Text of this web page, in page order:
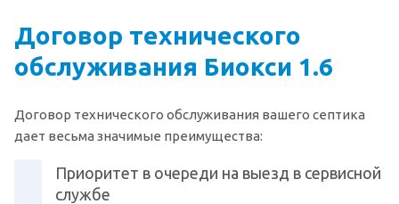
Договор технического
обслуживания Биокси 1.6
Договор технического обслуживания вашего септика
дает весьма значимые преимущества:
Приоритет в очереди на выезд в сервисной
службе